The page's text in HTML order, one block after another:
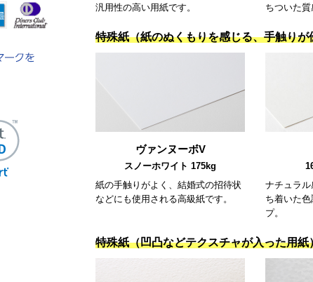
汎用性の高い用紙です。
ちついた質
特殊紙（紙のぬくもりを感じる、手触りが
ヴァンヌーボV
スノーホワイト 175kg
紙の手触りがよく、結婚式の招待状
などにも使用される高級紙です。
ナチュラ
ち着いた
プ。
特殊紙（凹凸などテクスチャが入った用紙